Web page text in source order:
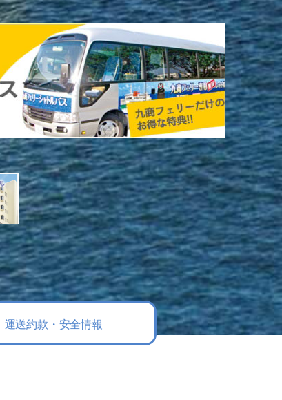
運送約款・安全情報